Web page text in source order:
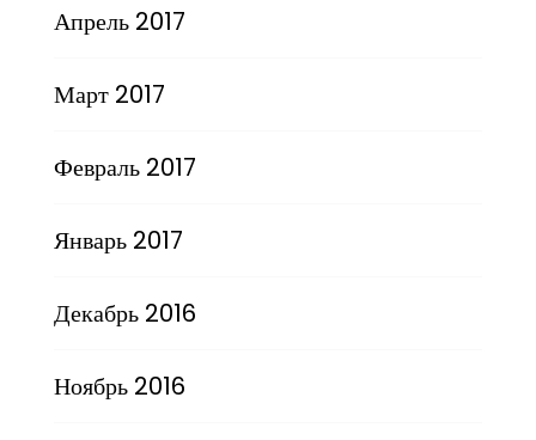
Апрель 2017
Март 2017
Февраль 2017
Январь 2017
Декабрь 2016
Ноябрь 2016